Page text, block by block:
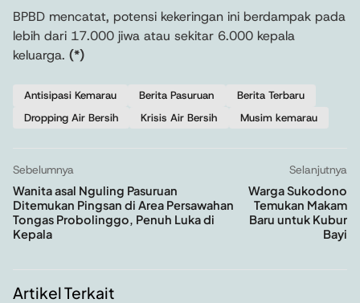
BPBD mencatat, potensi kekeringan ini berdampak pada
lebih dari 17.000 jiwa atau sekitar 6.000 kepala
keluarga. (*)
Antisipasi Kemarau Berita Pasuruan
Berita Terbaru
Dropping Air Bersih
Krisis Air Bersih Musim kemarau
Sebelumnya
Wanita asal Nguling Pasuruan
Ditemukan Pingsan di Area Persawahan
Tongas Probolinggo, Penuh Luka di
Kepala
Selanjutnya
Warga Sukodono
Temukan Makam
Baru untuk Kubur
Bayi
Artikel Terkait